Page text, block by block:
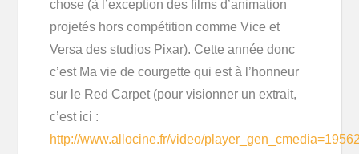
chose (à l’exception des films d’animation
projetés hors compétition comme Vice et
Versa des studios Pixar). Cette année donc
c’est Ma vie de courgette qui est à l’honneur
sur le Red Carpet (pour visionner un extrait,
c’est ici :
http://www.allocine.fr/video/